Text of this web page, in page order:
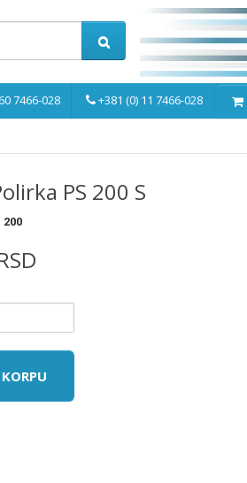
7466-028 +381 (0) 11 7466-028
PS 200 S
200